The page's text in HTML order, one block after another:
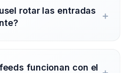
rotar las entradas
funcionan con el